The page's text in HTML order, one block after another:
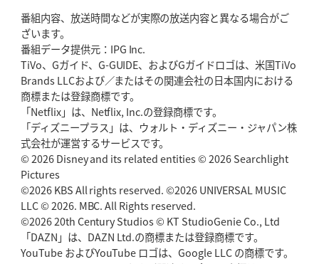
2026年5月21日(木)更新
狭山RG、ライチェル海遥スタッフ入り
ッション
2026年5月14日(木)更新
神戸、1位通過の立役者レタリック
「悲運の闘将」宮地克実氏死去 熱血指導で埼玉WKの基礎築く
2026年4月30日(木)更新
BR東京、「ユニバーサルデー」の意義「特別からノーマルへ」が最終
ゴール
2026年4月23日(木)更新
番組内容、放送時間などが実際の放送内容と異なる場合がご
ざいます。
番組データ提供元：IPG Inc.
TiVo、Gガイド、G-GUIDE、およびGガイドロゴは、米国TiVo
Brands LLCおよび／またはその関連会社の日本国内における
商標または登録商標です。
「Netflix」は、Netflix, Inc.の登録商標です。
「ディズニープラス」は、ウォルト・ディズニー・ジャパン株
式会社が運営するサービスです。
© 2026 Disney and its related entities © 2026 Searchlight
Pictures
©2026 KBS All rights reserved. ©2026 UNIVERSAL MUSIC
LLC © 2026. MBC. All Rights reserved.
©2026 20th Century Studios © KT StudioGenie Co., Ltd
「DAZN」は、DAZN Ltd.の商標または登録商標です。
YouTube およびYouTube ロゴは、Google LLC の商標です。